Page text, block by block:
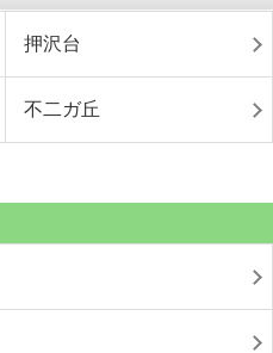
押沢台
不二ガ丘